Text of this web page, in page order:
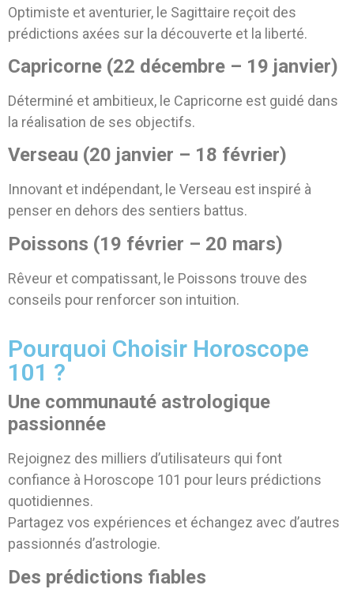
Optimiste et aventurier, le Sagittaire reçoit des
prédictions axées sur la découverte et la liberté.
Capricorne (22 décembre – 19 janvier)
Déterminé et ambitieux, le Capricorne est guidé dans
la réalisation de ses objectifs.
Verseau (20 janvier – 18 février)
Innovant et indépendant, le Verseau est inspiré à
penser en dehors des sentiers battus.
Poissons (19 février – 20 mars)
Rêveur et compatissant, le Poissons trouve des
conseils pour renforcer son intuition.
Pourquoi Choisir Horoscope
101 ?
Une communauté astrologique
passionnée
Rejoignez des milliers d’utilisateurs qui font
confiance à Horoscope 101 pour leurs prédictions
quotidiennes.
Partagez vos expériences et échangez avec d’autres
passionnés d’astrologie.
Des prédictions fiables